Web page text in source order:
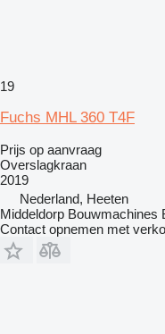
19
Fuchs MHL 360 T4F
Prijs op aanvraag
Overslagkraan
2019
Nederland, Heeten
Middeldorp Bouwmachines
Contact opnemen met